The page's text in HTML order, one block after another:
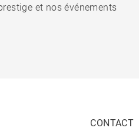
et nos événements
CONTACT